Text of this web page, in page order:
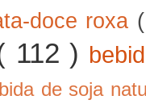
doce roxa
112 )
de soja